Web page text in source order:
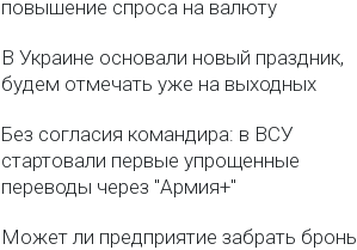
повышение спроса на валюту
В Украине основали новый праздник,
будем отмечать уже на выходных
Без согласия командира: в ВСУ
стартовали первые упрощенные
переводы через "Армия+"
Может ли предприятие забрать бронь